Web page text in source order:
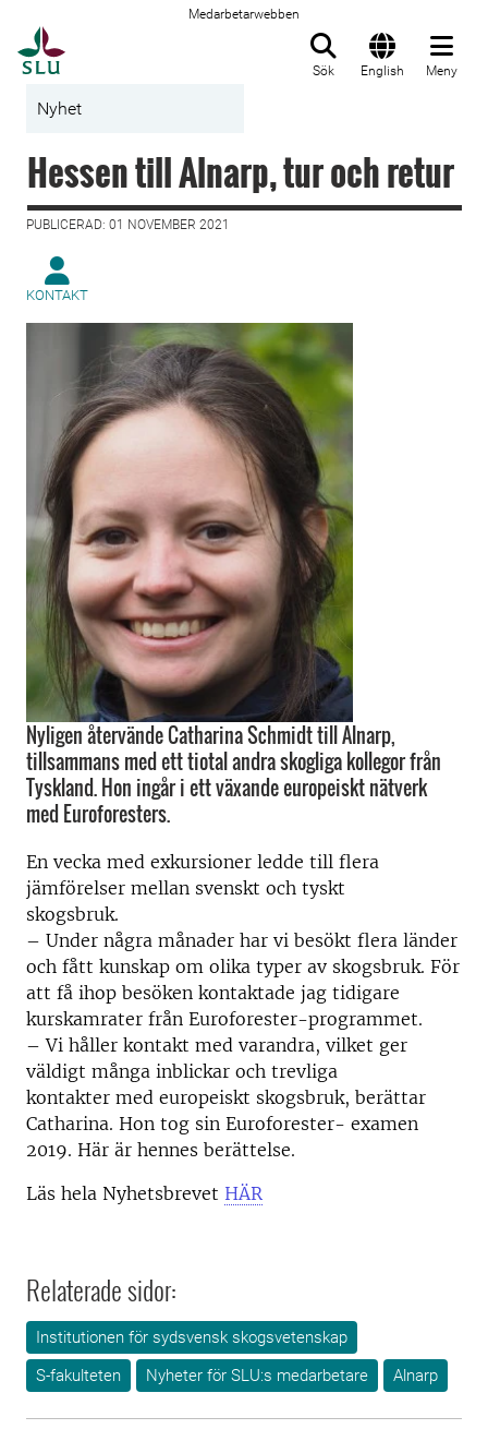
Medarbetarwebben
Sök English Meny
Nyhet
Hessen till Alnarp, tur och retur
PUBLICERAD: 01 NOVEMBER 2021
KONTAKT
Nyligen återvände Catharina Schmidt till Alnarp,
tillsammans med ett tiotal andra skogliga kollegor från
Tyskland. Hon ingår i ett växande europeiskt nätverk
med Euroforesters.
En vecka med exkursioner ledde till flera
jämförelser mellan svenskt och tyskt
skogsbruk.
– Under några månader har vi besökt flera länder
och fått kunskap om olika typer av skogsbruk. För
att få ihop besöken kontaktade jag tidigare
kurskamrater från Euroforester-programmet.
– Vi håller kontakt med varandra, vilket ger
väldigt många inblickar och trevliga
kontakter med europeiskt skogsbruk, berättar
Catharina. Hon tog sin Euroforester- examen
2019. Här är hennes berättelse.
Läs hela Nyhetsbrevet HÄR
Relaterade sidor:
Institutionen för sydsvensk skogsvetenskap
S-fakulteten
Nyheter för SLU:s medarbetare Alnarp